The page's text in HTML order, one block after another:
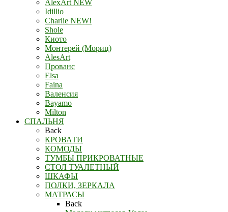
AlexArt NEW
Idillio
Charlie NEW!
Shole
Киото
Монтерей (Мориц)
AlesArt
Прованс
Elsa
Faina
Валенсия
Bayamo
Milton
СПАЛЬНЯ
Back
КРОВАТИ
КОМОДЫ
ТУМБЫ ПРИКРОВАТНЫЕ
СТОЛ ТУАЛЕТНЫЙ
ШКАФЫ
ПОЛКИ, ЗЕРКАЛА
МАТРАСЫ
Back